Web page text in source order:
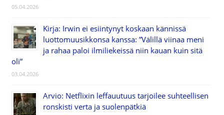
05.04.2026
Kirja: Irwin ei esiintynyt koskaan kännissä
luottomuusikkonsa kanssa: ”Välillä viinaa meni
ja rahaa paloi ilmiliekeissä niin kauan kuin sitä
oli”
03.04.2026
Arvio: Netflixin leffauutuus tarjoilee suhteellisen
ronskisti verta ja suolenpätkiä